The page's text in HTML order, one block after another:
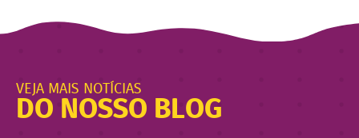
VEJA MAIS NOTÍCIAS
DO NOSSO BLOG